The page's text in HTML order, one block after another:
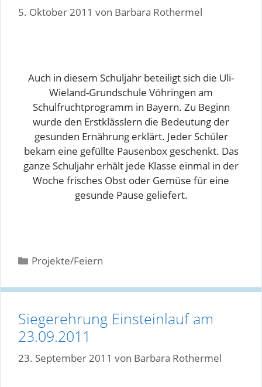
5. Oktober 2011 von Barbara Rothermel
Auch in diesem Schuljahr beteiligt sich die Uli-
Wieland-Grundschule Vöhringen am
Schulfruchtprogramm in Bayern. Zu Beginn
wurde den Erstklässlern die Bedeutung der
gesunden Ernährung erklärt. Jeder Schüler
bekam eine gefüllte Pausenbox geschenkt. Das
ganze Schuljahr erhält jede Klasse einmal in der
Woche frisches Obst oder Gemüse für eine
gesunde Pause geliefert.
Kategorien
Projekte/Feiern
Siegerehrung Einsteinlauf am
23.09.2011
23. September 2011 von Barbara Rothermel